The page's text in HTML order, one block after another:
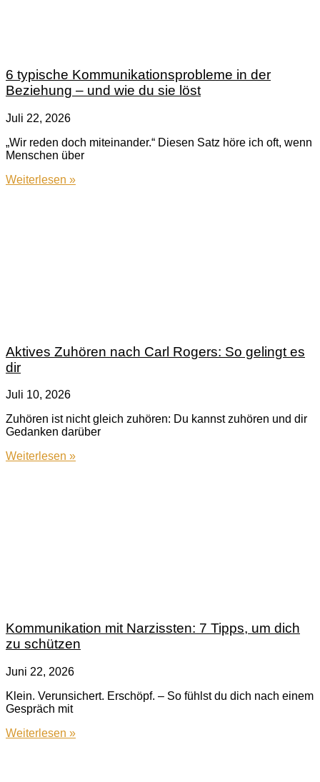
6 typische Kommunikationsprobleme in der
Beziehung – und wie du sie löst
Juli 22, 2026
„Wir reden doch miteinander.“ Diesen Satz höre ich oft, wenn
Menschen über
Weiterlesen »
Aktives Zuhören nach Carl Rogers: So gelingt es
dir
Juli 10, 2026
Zuhören ist nicht gleich zuhören: Du kannst zuhören und dir
Gedanken darüber
Weiterlesen »
Kommunikation mit Narzissten: 7 Tipps, um dich
zu schützen
Juni 22, 2026
Klein. Verunsichert. Erschöpf. – So fühlst du dich nach einem
Gespräch mit
Weiterlesen »